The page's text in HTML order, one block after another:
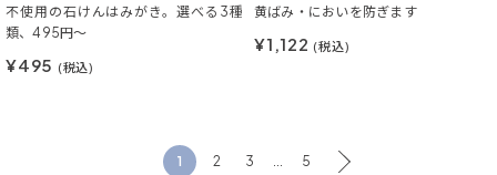
不使用の石けんはみがき。選べる3種
類、495円～
¥495 (税込)
黄ばみ・においを防ぎます
¥1,122 (税込)
1 2 3 ... 5